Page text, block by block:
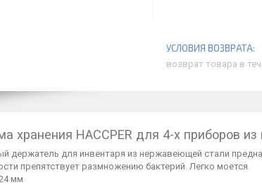
возврат товара в
хранения HACCPER для 4-х приборов
держатель для инвентаря из нержавеющей стали
препятствует размножению бактерий. Легко моется.
мм